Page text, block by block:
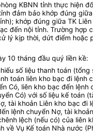
KBNN tỉnh thực hiện
đảm bảo khớp đúng
khớp đúng giữa TK
đến nội tỉnh. Trường hợp
lý kịp thời, dứt điểm hoặc
10 tháng đầu quý liền kề:
số liệu thanh toán (tổng
toán liên kho bạc đi lệnh
Có, liên kho bạc đến lệnh
Có) với số liệu kế toán
tài khoản Liên kho bạc đi
lệnh chuyển Nợ, tài
lệch (nếu có) của liên
về Vụ Kế toán Nhà nước